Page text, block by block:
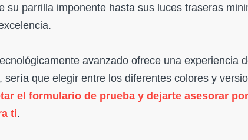
su parrilla imponente hasta sus luces traseras
avanzado ofrece una experiencia
que elegir entre los diferentes colores y
el formulario de prueba y dejarte asesorar
ti.